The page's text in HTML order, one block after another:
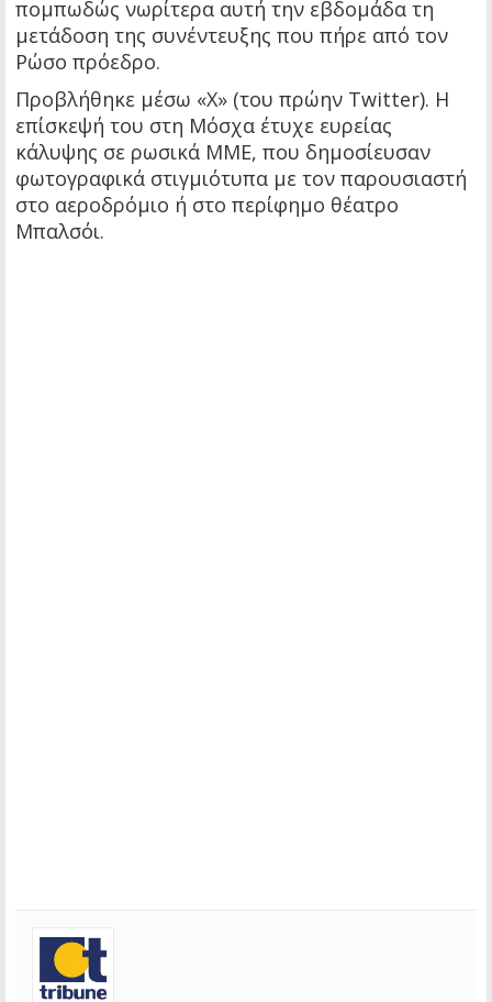
πομπωδώς νωρίτερα αυτή την εβδομάδα τη
μετάδοση της συνέντευξης που πήρε από τον
Ρώσο πρόεδρο.
Προβλήθηκε μέσω «X» (του πρώην Twitter). Η
επίσκεψή του στη Μόσχα έτυχε ευρείας
κάλυψης σε ρωσικά ΜΜΕ, που δημοσίευσαν
φωτογραφικά στιγμιότυπα με τον παρουσιαστή
στο αεροδρόμιο ή στο περίφημο θέατρο
Μπαλσόι.